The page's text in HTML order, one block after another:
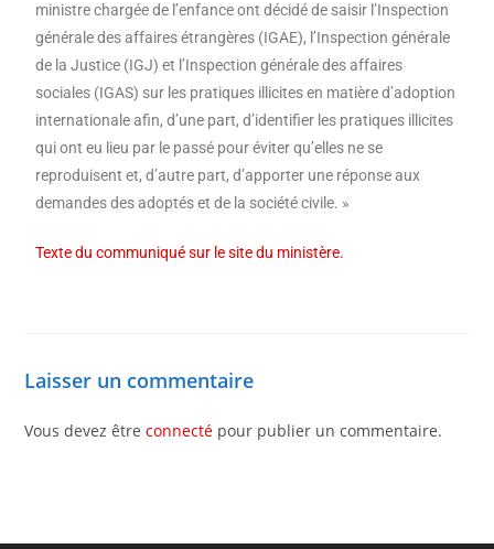
ministre chargée de l’enfance ont décidé de saisir l’Inspection
générale des affaires étrangères (IGAE), l’Inspection générale
de la Justice (IGJ) et l’Inspection générale des affaires
sociales (IGAS) sur les pratiques illicites en matière d’adoption
internationale afin, d’une part, d’identifier les pratiques illicites
qui ont eu lieu par le passé pour éviter qu’elles ne se
reproduisent et, d’autre part, d’apporter une réponse aux
demandes des adoptés et de la société civile. »
Texte du communiqué sur le site du ministère.
Laisser un commentaire
Vous devez êtreconnecté pour publier un commentaire.